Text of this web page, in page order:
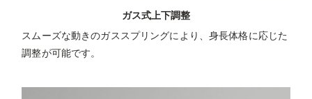
ガス式上下調整
スムーズな動きのガススプリングにより、身長体格に応じた
調整が可能です。